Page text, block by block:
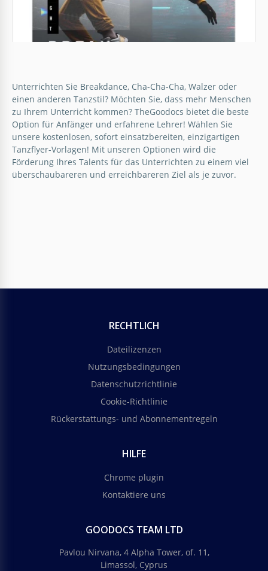
ist perfekt für Breakdancer, die ihre Fähigkeiten mit
Unterrichten Sie Breakdance, Cha-Cha-Cha, Walzer oder
einen anderen Tanzstil? Möchten Sie, dass mehr Menschen
zu Ihrem Unterricht kommen? TheGoodocs bietet die beste
Option für Anfänger und erfahrene Lehrer! Wählen Sie
unsere kostenlosen, sofort einsatzbereiten, einzigartigen
Tanzflyer-Vorlagen! Mit unseren Optionen wird die
Förderung Ihres Talents für das Unterrichten zu einem viel
überschaubareren und erreichbareren Ziel als je zuvor.
RECHTLICH
Dateilizenzen
Nutzungsbedingungen
Datenschutzrichtlinie
Cookie-Richtlinie
Rückerstattungs- und Abonnementregeln
HILFE
Chrome plugin
Kontaktiere uns
GOODOCS TEAM LTD
Pavlou Nirvana, 4 Alpha Tower, of. 11,
Limassol, Cyprus